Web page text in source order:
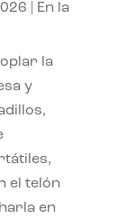
En la
la
y
el telón
en